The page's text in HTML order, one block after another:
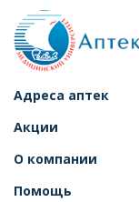
Адреса аптек
Акции
О компании
Помощь